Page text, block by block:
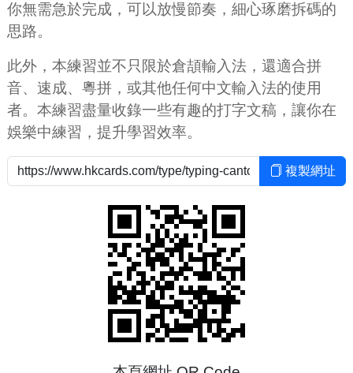
你無需急於完成，可以放慢節奏，細心琢磨拆碼的
思路。
此外，本練習並不只限於倉頡輸入法，還適合拼
音、速成、粵拼，或其他任何中文輸入法的使用
者。本練習盡量收錄一些有趣的打字文稿，讓你在
娛樂中練習，提升學習效率。
複製網址